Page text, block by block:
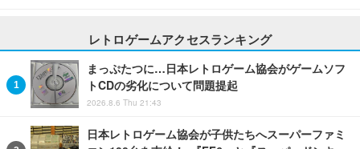
レトロゲームアクセスランキング
まっぷたつに…日本レトロゲーム協会がゲームソフ
トCDの劣化について問題提起
2026.8.6 Thu 21:43
日本レトロゲーム協会が子供たちへスーパーファミ